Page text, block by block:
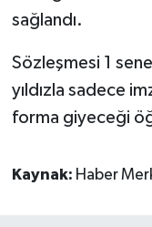
sağlandı.
Sözleşmesi 1
yıldızla sadece
forma giyeceği
Kaynak: Haber